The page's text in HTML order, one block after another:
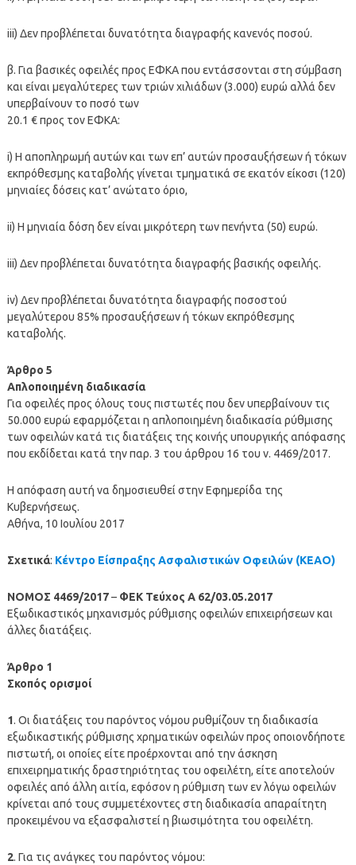
iii) Δεν προβλέπεται δυνατότητα διαγραφής κανενός ποσού.
β. Για βασικές οφειλές προς ΕΦΚΑ που εντάσσονται στη σύμβαση
και είναι μεγαλύτερες των τριών χιλιάδων (3.000) ευρώ αλλά δεν
υπερβαίνουν το ποσό των
20.1 € προς τον ΕΦΚΑ:
i) H αποπληρωμή αυτών και των επ’ αυτών προσαυξήσεων ή τόκων
εκπρόθεσμης καταβολής γίνεται τμηματικά σε εκατόν είκοσι (120)
μηνιαίες δόσεις κατ’ ανώτατο όριο,
ii) Η μηνιαία δόση δεν είναι μικρότερη των πενήντα (50) ευρώ.
iii) Δεν προβλέπεται δυνατότητα διαγραφής βασικής οφειλής.
iv) Δεν προβλέπεται δυνατότητα διαγραφής ποσοστού
μεγαλύτερου 85% προσαυξήσεων ή τόκων εκπρόθεσμης
καταβολής.
Άρθρο 5
Απλοποιημένη διαδικασία
Για οφειλές προς όλους τους πιστωτές που δεν υπερβαίνουν τις
50.000 ευρώ εφαρμόζεται η απλοποιημένη διαδικασία ρύθμισης
των οφειλών κατά τις διατάξεις της κοινής υπουργικής απόφασης
που εκδίδεται κατά την παρ. 3 του άρθρου 16 του ν. 4469/2017.
Η απόφαση αυτή να δημοσιευθεί στην Εφημερίδα της
Κυβερνήσεως.
Αθήνα, 10 Ιουλίου 2017
Σχετικά: Κέντρο Είσπραξης Ασφαλιστικών Οφειλών (ΚΕΑΟ)
NOMOΣ 4469/2017– ΦΕΚ Τεύχος Α 62/03.05.2017
Εξωδικαστικός μηχανισμός ρύθμισης οφειλών επιχειρήσεων και
άλλες διατάξεις.
Άρθρο 1
Σκοπός ορισμοί
1. Οι διατάξεις του παρόντος νόμου ρυθμίζουν τη διαδικασία
εξωδικαστικής ρύθμισης χρηματικών οφειλών προς οποιονδήποτε
πιστωτή, οι οποίες είτε προέρχονται από την άσκηση
επιχειρηματικής δραστηριότητας του οφειλέτη, είτε αποτελούν
οφειλές από άλλη αιτία, εφόσον η ρύθμιση των εν λόγω οφειλών
κρίνεται από τους συμμετέχοντες στη διαδικασία απαραίτητη
προκειμένου να εξασφαλιστεί η βιωσιμότητα του οφειλέτη.
2. Για τις ανάγκες του παρόντος νόμου: